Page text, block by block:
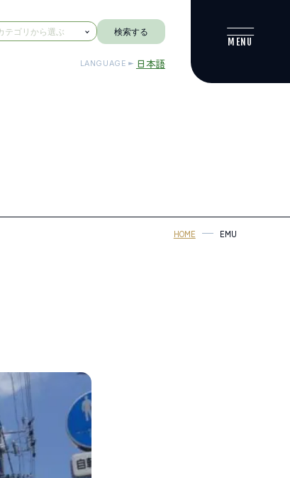
MEISTER TOUR
マイスターツアー
HAKUBA ORIGINAL
Hakuba Original
SHIONOMICHI
塩の道
LANGUAGE 日本語
検索する
HOME EMU